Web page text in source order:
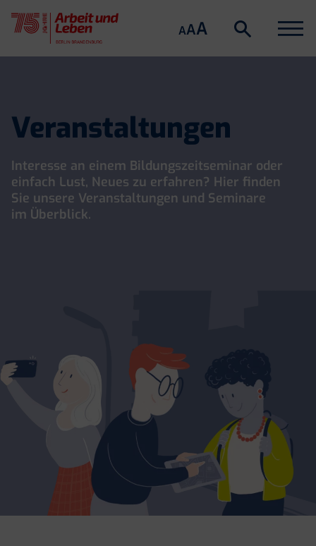
AAA
Suche
öffnen
Suche Menu
Veranstaltungen
Interesse an einem Bildungszeitseminar oder
einfach Lust, Neues zu erfahren? Hier finden
Sie unsere Veranstaltungen und Seminare
im Überblick.